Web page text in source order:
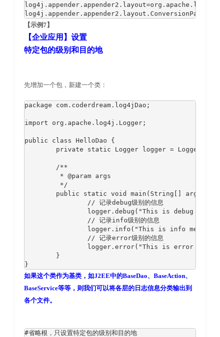
【示例7】
【企业应用】设置
特定包的级别和目的地
先增加一个包，新建一个类：
package com.coderdream.log4jDao;
import org.apache.log4j.Logger;
public class HelloDao {
}
如果这个类作为基类，如J2EE中的BaseDao、BaseAction、
BaseService等等，则我们可以将各层的日志信息分类输出到
各个文件。
#省略根，只设置特定包的级别和目的地